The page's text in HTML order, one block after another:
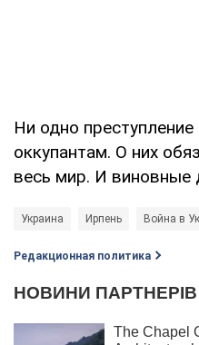
Ни одно
оккупантам. О них
весь мир. И
Украина Ирпень Война в
Редакционная политика